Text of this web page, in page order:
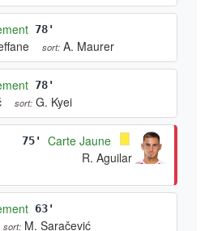
78'
sort: A. Maurer
78'
sort: G. Kyei
75'
Carte Jaune
R. Aguilar
63'
sort: M. Saračević